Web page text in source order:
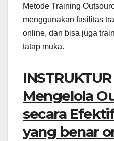
Metode Training
menggunakan fasilitas
online, dan bisa juga
tatap muka.
INSTRUKTUR
Mengelola
secara
yang benar